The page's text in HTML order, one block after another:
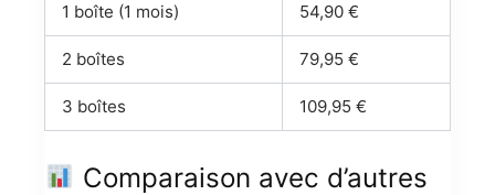
1 boîte (1 mois) 54,90 €
2 boîtes 79,95 €
3 boîtes 109,95 €
Comparaison avec d’autres